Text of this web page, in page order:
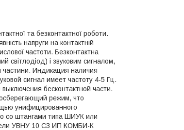
та безконтактної роботи.
напруги на контактній
частоти. Безконтактна
світлодіод) і звуковим сигналом,
частини. Индикация наличия
сигнал имеет частоту 4-5 Гц.
бесконтактной части.
режим, что
унифицированного
со штангами типа ШИУК или
УВНУ 10 СЗ ИП КОМБИ-К